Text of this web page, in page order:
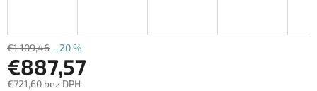
€1 109,46 –20 %
€887,57
€721,60 bez DPH